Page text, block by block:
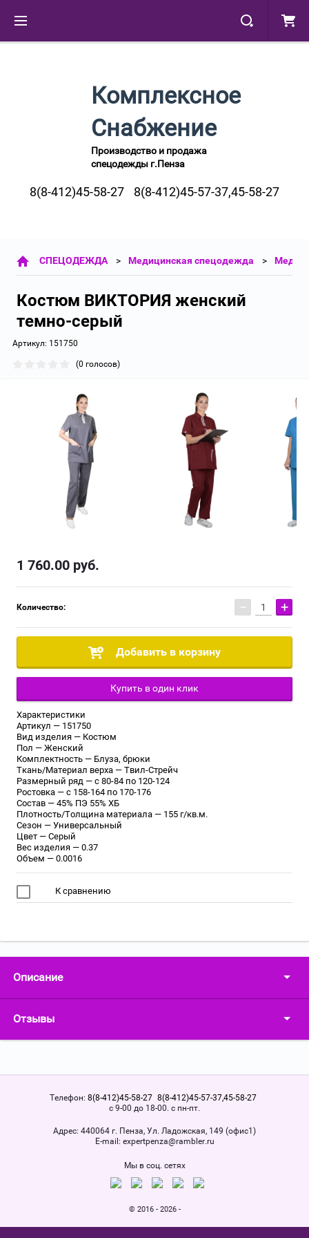
Комплексное
Снабжение
Производство и продажа
спецодежды г.Пенза
8(8-412)45-58-27 8(8-412)45-57-37,45-58-27
СПЕЦОДЕЖДА Медицинская спецодежда
Костюм ВИКТОРИЯ женский
темно-серый
Артикул: 151750
(0 голосов)
1 760.00 руб.
Количество: − +
Добавить в корзину
Купить в один клик
Характеристики
Артикул — 151750
Вид изделия — Костюм
Пол — Женский
Комплектность — Блуза, брюки
Ткань/Материал верха — Твил-Стрейч
Размерный ряд — с 80-84 по 120-124
Ростовка — с 158-164 по 170-176
Состав — 45% ПЭ 55% ХБ
Плотность/Толщина материала — 155 г/кв.м.
Сезон — Универсальный
Цвет — Серый
Вес изделия — 0.37
Объем — 0.0016
К сравнению
Описание
Отзывы
Телефон: 8(8-412)45-58-27 8(8-412)45-57-37,45-58-27
с 9-00 до 18-00. с пн-пт.
Адрес: 440064 г. Пенза, Ул. Ладожская, 149 (офис1)
Е-mail: expertpenza@rambler.ru
Мы в соц. сетях
© 2016 - 2026 -